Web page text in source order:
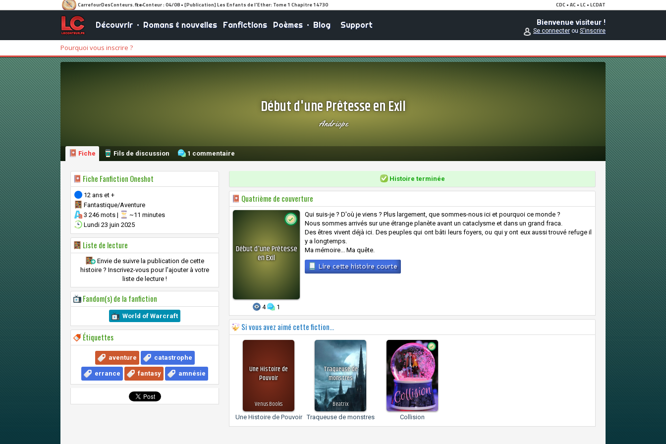
Découvrir• Romans & nouvelles Fanfictions Poèmes• Blog Support Bienvenue visiteur !
Se connecterou S'inscrire
Pourquoi vous inscrire ?
Début d'une Prêtesse en Exil
Andriope
Fiche Fils de discussion 1 commentaire
Fiche Fanfiction Oneshot
12 ans et +
Fantastique/Aventure
3 246 mots |
~11 minutes
Lundi 23 juin 2025
Liste de lecture
Envie de suivre la publication de cette
histoire ? Inscrivez-vous pour l'ajouter à votre
liste de lecture !
Fandom(s) de la fanfiction
World of Warcraft
Étiquettes
aventure catastrophe
errance fantasy amnésie
Histoire terminée
Quatrième de couverture
Début d'une Prêtesse
en Exil
4 1
Qui suis-je ? D'où je viens ? Plus largement, que sommes-nous ici et pourquoi ce monde ?
Nous sommes arrivés sur une étrange planète avant un cataclysme et dans un grand fraca.
Des êtres vivent déjà ici. Des peuples qui ont bâti leurs foyers, ou qui y ont eux aussi trouvé refuge il
y a longtemps.
Ma mémoire... Ma quête.
Lire cette histoire courte
Si vous avez aimé cette fiction...
Une Histoire de
Pouvoir
Venus Books
Une Histoire de Pouvoir
Traqueuse de
monstres
Beatrix
Traqueuse de monstres Collision